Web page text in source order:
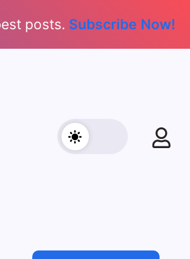
posts. Subscribe Now!